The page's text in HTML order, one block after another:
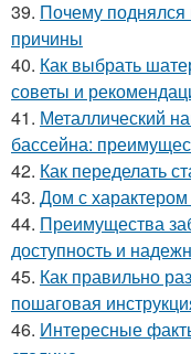
39. Почему поднялся
причины
40. Как выбрать
советы и
41. Металлический
бассейна:
42. Как переделать
43. Дом с характером
44. Преимущества
доступность и
45. Как правильно
пошаговая
46. Интересные